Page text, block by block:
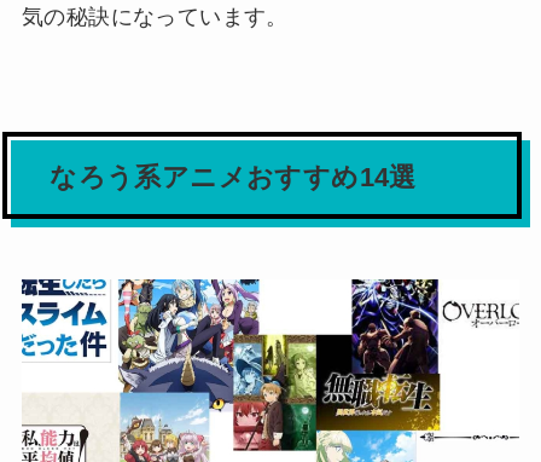
気の秘訣になっています。
なろう系アニメおすすめ14選